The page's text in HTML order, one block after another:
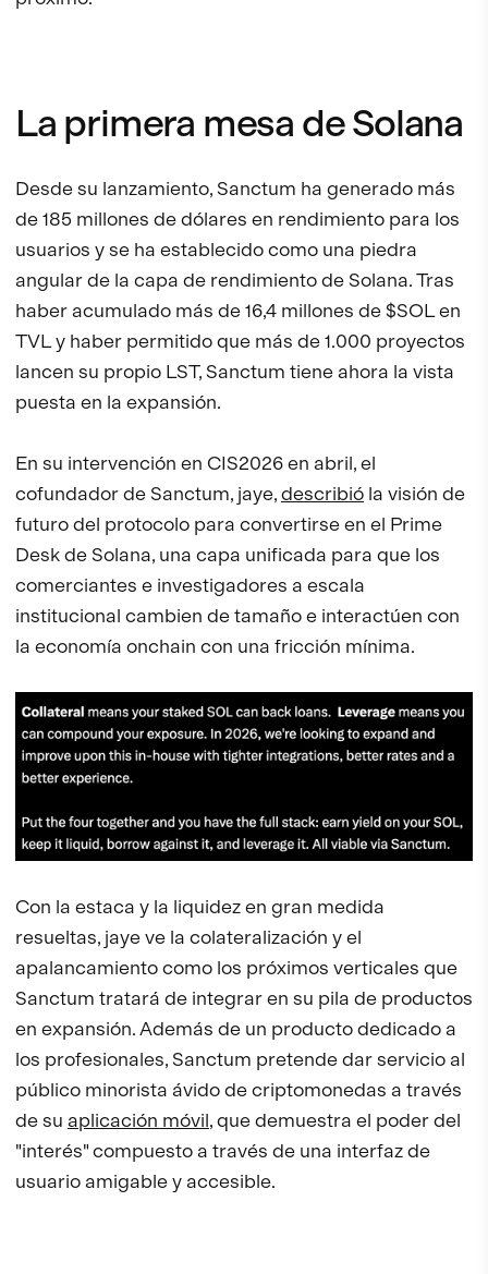
La primera mesa de Solana
Desde su lanzamiento, Sanctum ha generado más
de 185 millones de dólares en rendimiento para los
usuarios y se ha establecido como una piedra
angular de la capa de rendimiento de Solana. Tras
haber acumulado más de 16,4 millones de $SOL en
TVL y haber permitido que más de 1.000 proyectos
lancen su propio LST, Sanctum tiene ahora la vista
puesta en la expansión.
En su intervención en CIS2026 en abril, el
cofundador de Sanctum, jaye,describió la visión de
futuro del protocolo para convertirse en el Prime
Desk de Solana, una capa unificada para que los
comerciantes e investigadores a escala
institucional cambien de tamaño e interactúen con
la economía onchain con una fricción mínima.
Con la estaca y la liquidez en gran medida
resueltas, jaye ve la colateralización y el
apalancamiento como los próximos verticales que
Sanctum tratará de integrar en su pila de productos
en expansión. Además de un producto dedicado a
los profesionales, Sanctum pretende dar servicio al
público minorista ávido de criptomonedas a través
de su aplicación móvil, que demuestra el poder del
"interés" compuesto a través de una interfaz de
usuario amigable y accesible.